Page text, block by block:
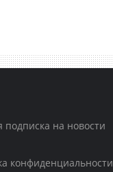
подписка на новости
конфиденциальности